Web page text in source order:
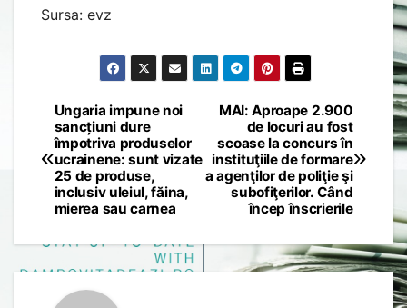
Sursa: evz
Post
navigation
MAI: Aproape 2.900
de locuri au fost
scoase la concurs în
instituţiile de formare
a agenţilor de poliţie şi
subofiţerilor. Când
încep înscrierile
Ungaria impune noi
sancțiuni dure
împotriva produselor
ucrainene: sunt vizate
25 de produse,
inclusiv uleiul, făina,
mierea sau carnea